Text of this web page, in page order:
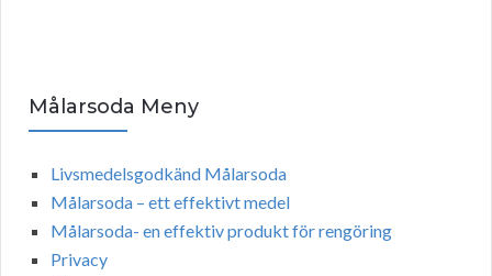
Målarsoda Meny
Livsmedelsgodkänd Målarsoda
Målarsoda – ett effektivt medel
Målarsoda- en effektiv produkt för rengöring
Privacy